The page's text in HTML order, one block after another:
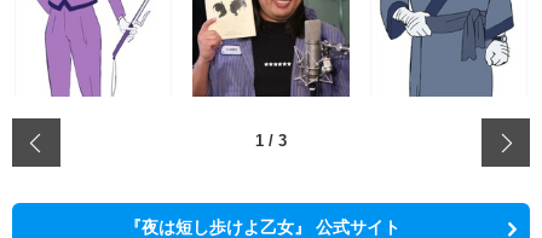
1 / 3
『夜は短し歩けよ乙女』 公式サイト